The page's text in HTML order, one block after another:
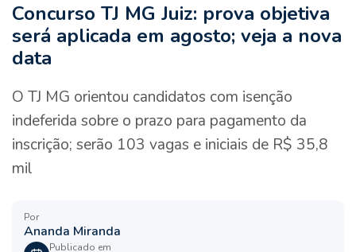
Concurso TJ MG Juiz: prova objetiva
será aplicada em agosto; veja a nova
data
O TJ MG orientou candidatos com isenção
indeferida sobre o prazo para pagamento da
inscrição; serão 103 vagas e iniciais de R$ 35,8
mil
Por
Ananda Miranda
Publicado em